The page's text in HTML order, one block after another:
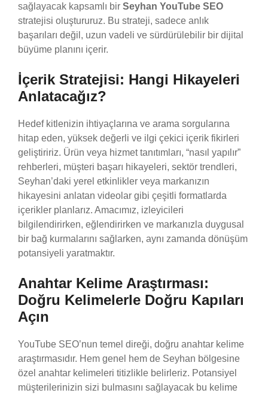
sağlayacak kapsamlı bir Seyhan YouTube SEO
stratejisi oluştururuz. Bu strateji, sadece anlık
başarıları değil, uzun vadeli ve sürdürülebilir bir dijital
büyüme planını içerir.
İçerik Stratejisi: Hangi Hikayeleri
Anlatacağız?
Hedef kitlenizin ihtiyaçlarına ve arama sorgularına
hitap eden, yüksek değerli ve ilgi çekici içerik fikirleri
geliştiririz. Ürün veya hizmet tanıtımları, “nasıl yapılır”
rehberleri, müşteri başarı hikayeleri, sektör trendleri,
Seyhan’daki yerel etkinlikler veya markanızın
hikayesini anlatan videolar gibi çeşitli formatlarda
içerikler planlarız. Amacımız, izleyicileri
bilgilendirirken, eğlendirirken ve markanızla duygusal
bir bağ kurmalarını sağlarken, aynı zamanda dönüşüm
potansiyeli yaratmaktır.
Anahtar Kelime Araştırması:
Doğru Kelimelerle Doğru Kapıları
Açın
YouTube SEO’nun temel direği, doğru anahtar kelime
araştırmasıdır. Hem genel hem de Seyhan bölgesine
özel anahtar kelimeleri titizlikle belirleriz. Potansiyel
müşterilerinizin sizi bulmasını sağlayacak bu kelime